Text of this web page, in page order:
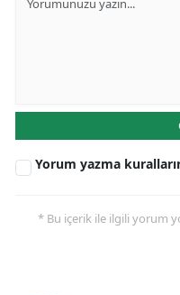
Yorum yazma
* Bu içerik ile ilgili yorum